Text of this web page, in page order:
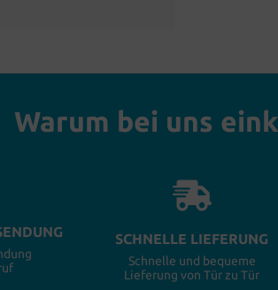
Warum bei uns
SCHNELLE LIEFERUNG
Schnelle und bequeme
Lieferung von Tür zu Tür